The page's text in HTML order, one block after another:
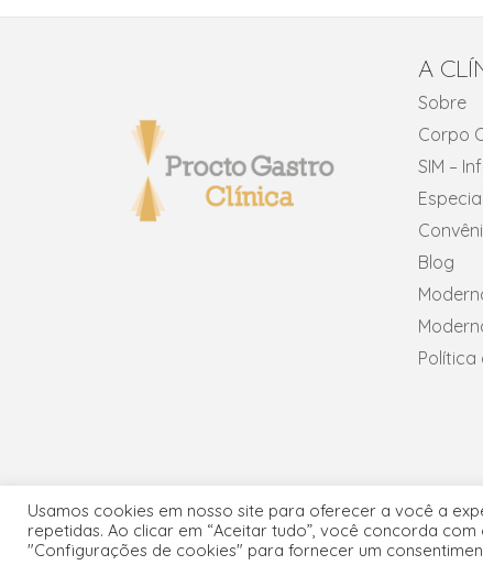
A
Sobre
Corpo
SIM –
Blog
Política
Usamos cookies em nosso site para oferecer a você a
repetidas. Ao clicar em “Aceitar tudo”, você concorda
"Configurações de cookies" para fornecer um